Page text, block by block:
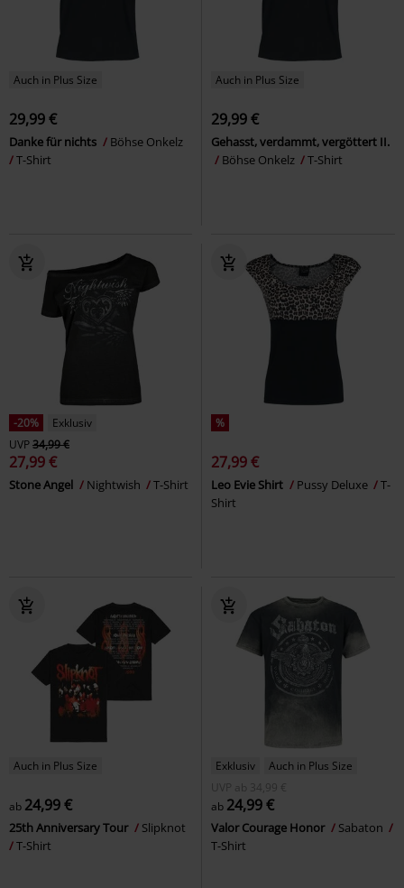
Auch in Plus Size
29,99 €
Danke für nichts
Böhse Onkelz
T-Shirt
Auch in Plus Size
29,99 €
Gehasst, verdammt, vergöttert II.
Böhse Onkelz
T-Shirt
-20%
Exklusiv
UVP34,99 €
27,99 €
Stone Angel Nightwish T-Shirt
%
27,99 €
Leo Evie Shirt Pussy Deluxe
T-
Shirt
Auch in Plus Size
ab 24,99 €
25th Anniversary Tour
Slipknot
T-Shirt
Exklusiv
Auch in Plus Size
UVP
ab
34,99 €
ab 24,99 €
Valor Courage Honor
Sabaton
T-Shirt